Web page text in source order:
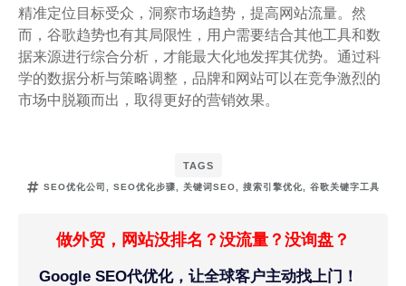
精准定位目标受众，洞察市场趋势，提高网站流量。然
而，谷歌趋势也有其局限性，用户需要结合其他工具和数
据来源进行综合分析，才能最大化地发挥其优势。通过科
学的数据分析与策略调整，品牌和网站可以在竞争激烈的
市场中脱颖而出，取得更好的营销效果。
TAGS
SEO优化公司 , SEO优化步骤, 关键词SEO, 搜索引擎优化, 谷歌关键字工具
做外贸，网站没排名？没流量？没询盘？
Google SEO代优化，让全球客户主动找上门！